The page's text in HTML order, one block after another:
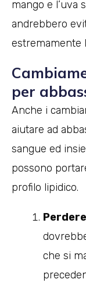
mango e l’uva
andrebbero
estremamente
per
Anche i
aiutare ad
sangue ed
possono
profilo lipidico.
che si